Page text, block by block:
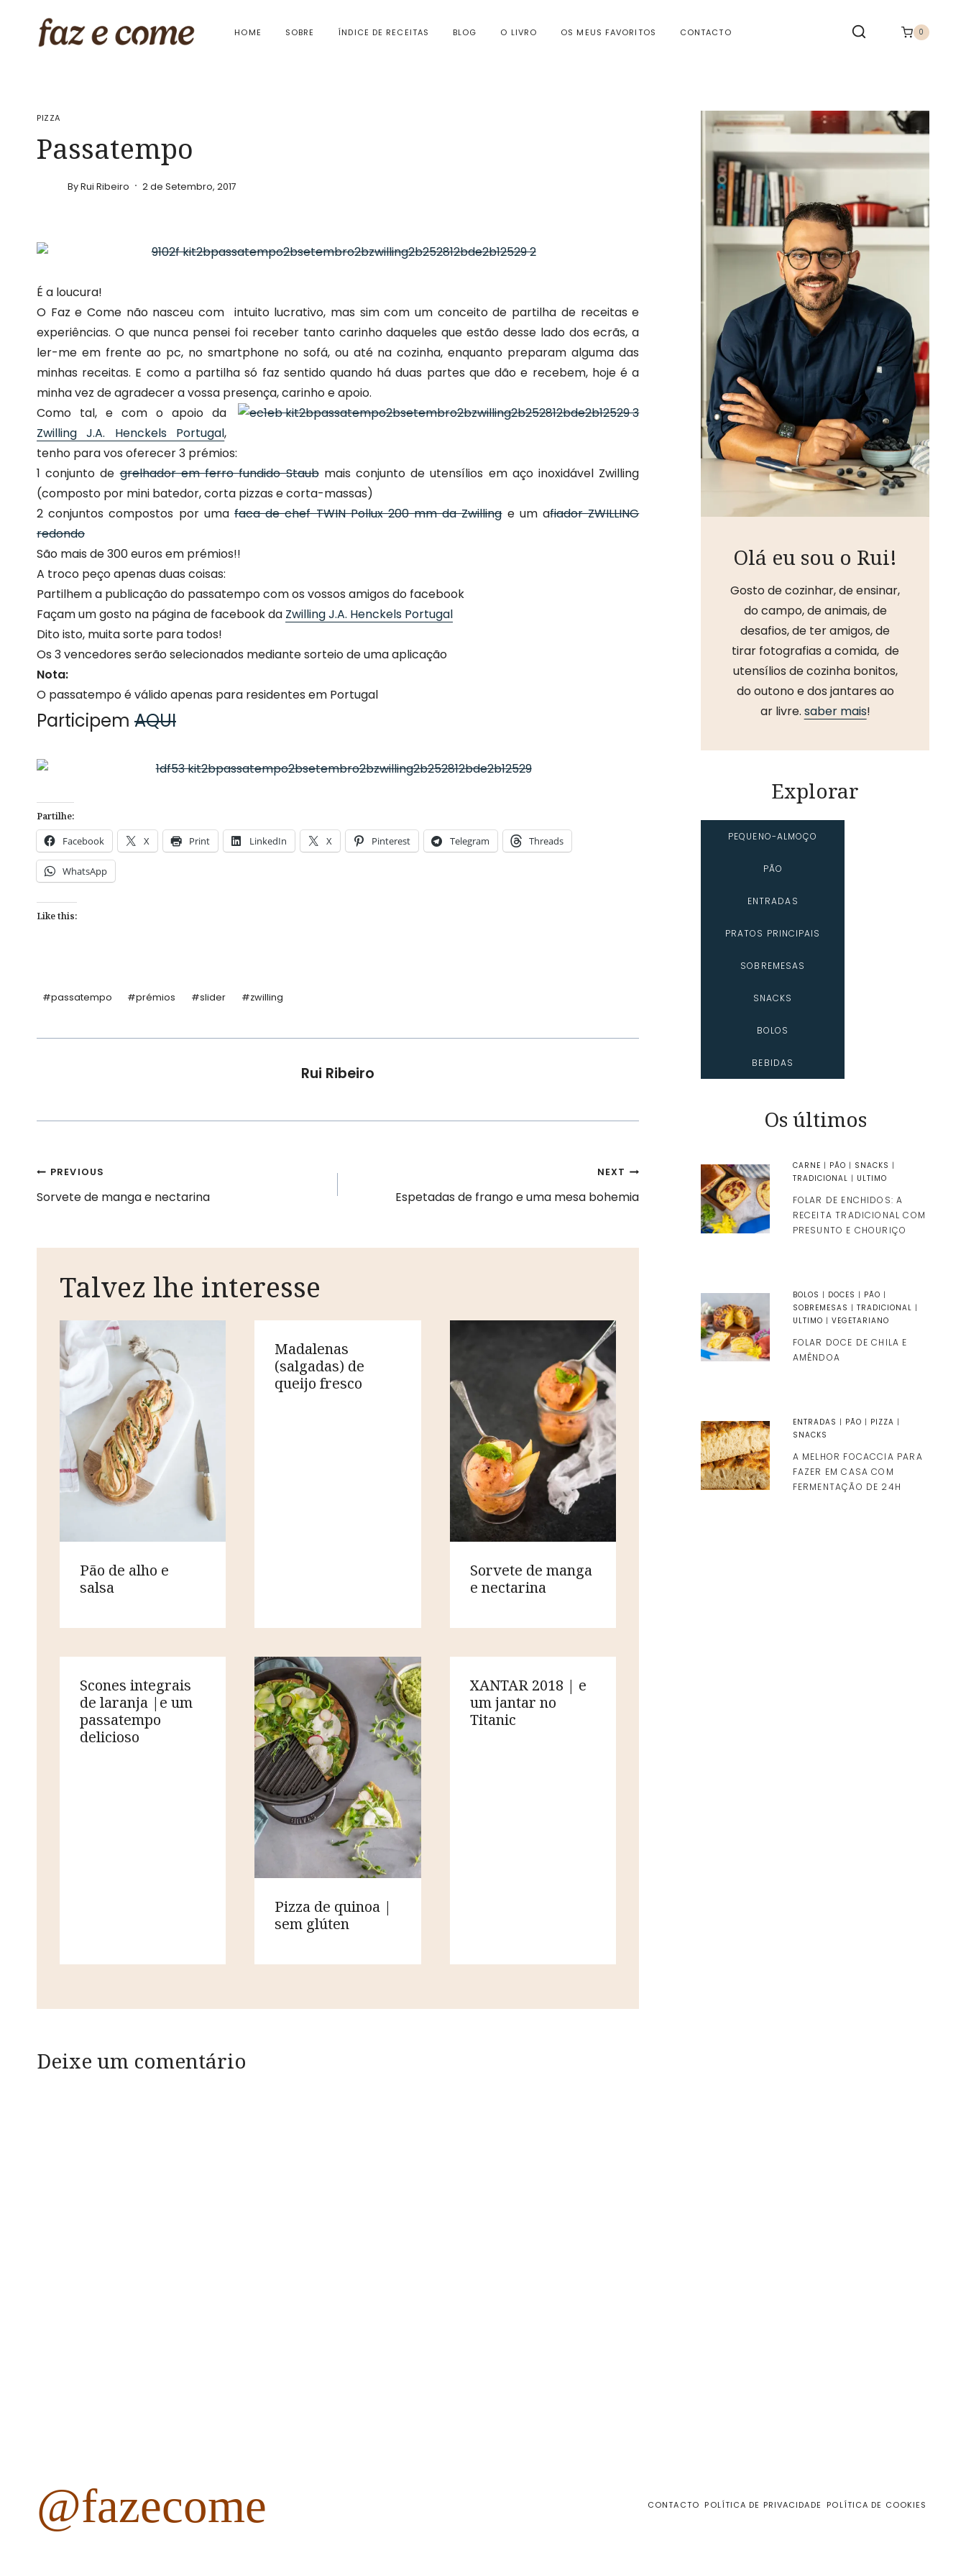
content
HOME SOBRE ÍNDICE DE RECEITAS BLOG O LIVRO OS MEUS FAVORITOS CONTACTO 0
PIZZA
Passatempo
ByRui Ribeiro 2 de Setembro, 2017
É a loucura!
O Faz e Come não nasceu com intuito lucrativo, mas sim com um conceito de partilha de receitas e
experiências. O que nunca pensei foi receber tanto carinho daqueles que estão desse lado dos ecrãs, a
ler-me em frente ao pc, no smartphone no sofá, ou até na cozinha, enquanto preparam alguma das
minhas receitas. E como a partilha só faz sentido quando há duas partes que dão e recebem, hoje é a
minha vez de agradecer a vossa presença, carinho e apoio.
Como tal, e com o apoio da
Zwilling J.A. Henckels Portugal,
tenho para vos oferecer 3 prémios:
1 conjunto degrelhador em ferro fundido Staubmais conjunto de utensílios em aço inoxidável Zwilling
(composto por mini batedor, corta pizzas e corta-massas)
2 conjuntos compostos por uma faca de chef TWIN Pollux 200 mm da Zwillinge um afiador ZWILLING
redondo
São mais de 300 euros em prémios!!
A troco peço apenas duas coisas:
Partilhem a publicação do passatempo com os vossos amigos do facebook
Façam um gosto na página de facebook da Zwilling J.A. Henckels Portugal
Dito isto, muita sorte para todos!
Os 3 vencedores serão selecionados mediante sorteio de uma aplicação
Nota:
O passatempo é válido apenas para residentes em Portugal
Participem AQUI
Partilhe:
Facebook X Print LinkedIn X Pinterest Telegram Threads
WhatsApp
Like this:
Post
#passatempo #prémios #slider #zwilling
Rui Ribeiro
Navegação
de
artigos
PREVIOUS
Sorvete de manga e nectarina
NEXT
Espetadas de frango e uma mesa bohemia
Talvez lhe interesse
Pão de alho e
salsa
Madalenas
(salgadas) de
queijo fresco
Sorvete de manga
e nectarina
Scones integrais
de laranja |e um
passatempo
delicioso
Pizza de quinoa |
sem glúten
XANTAR 2018 | e
um jantar no
Titanic
Deixe um comentário
Olá eu sou o Rui!
Gosto de cozinhar, de ensinar,
do campo, de animais, de
desafios, de ter amigos, de
tirar fotografias a comida, de
utensílios de cozinha bonitos,
do outono e dos jantares ao
ar livre. saber mais!
Explorar
PEQUENO-ALMOÇO
PÃO
ENTRADAS
PRATOS PRINCIPAIS
SOBREMESAS
SNACKS
BOLOS
BEBIDAS
Os últimos
CARNE | PÃO | SNACKS |
TRADICIONAL | ULTIMO
FOLAR DE ENCHIDOS: A
RECEITA TRADICIONAL COM
PRESUNTO E CHOURIÇO
BOLOS | DOCES | PÃO |
SOBREMESAS | TRADICIONAL |
ULTIMO | VEGETARIANO
FOLAR DOCE DE CHILA E
AMÊNDOA
ENTRADAS | PÃO | PIZZA |
SNACKS
A MELHOR FOCACCIA PARA
FAZER EM CASA COM
FERMENTAÇÃO DE 24H
@fazecome CONTACTO POLÍTICA DE PRIVACIDADE POLÍTICA DE COOKIES